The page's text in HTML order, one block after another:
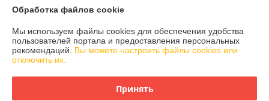
Юридическое лицо:Общество с ограниченой ответственностью
г.Минск ул.Семёнова д.35. каб.9
Регистрационный номер ЕГР: 193717200
Регистрационный орган: Минский горисполком
Обработка файлов cookie
Мы используем файлы cookies для обеспечения удобства
пользователей портала и предоставления персональных
рекомендаций. Вы можете настроить файлы cookies или
отключить их.
Принять